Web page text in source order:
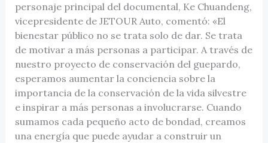
personaje principal del documental, Ke Chuandeng,
vicepresidente de JETOUR Auto, comentó: «El
bienestar público no se trata solo de dar. Se trata
de motivar a más personas a participar. A través de
nuestro proyecto de conservación del guepardo,
esperamos aumentar la conciencia sobre la
importancia de la conservación de la vida silvestre
e inspirar a más personas a involucrarse. Cuando
sumamos cada pequeño acto de bondad, creamos
una energía que puede ayudar a construir un